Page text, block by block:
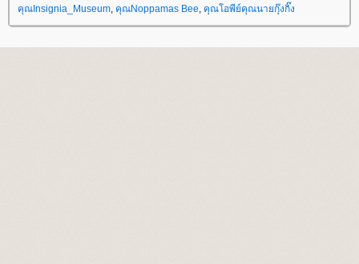
คุณInsignia_Museum, คุณNoppamas Bee, คุณโอพีย์คุณนายกุ๊งกิ๊ง